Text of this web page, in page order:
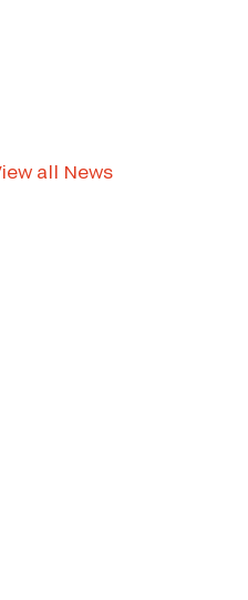
all News